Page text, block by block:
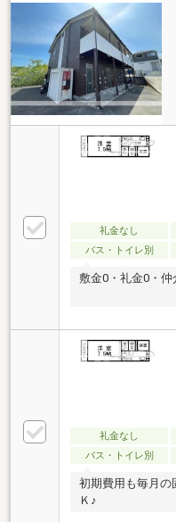
礼金なし
バス・トイレ別
敷金0・礼金0・
礼金なし
バス・トイレ別
初期費用も毎月の
Ｋ♪